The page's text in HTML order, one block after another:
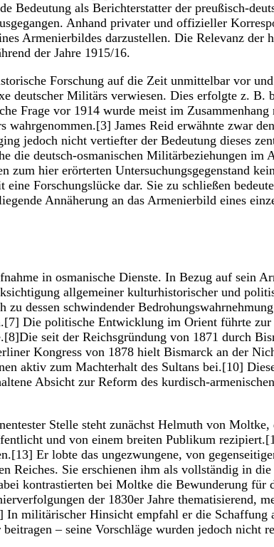
Bedeutung als Berichterstatter der preußisch-
Anhand privater und offizieller
Armenierbildes darzustellen. Die Relevanz der
der Jahre 1915/16.
Forschung auf die Zeit unmittelbar vor
deutscher Militärs verwiesen. Dies erfolgte z. B.
Frage vor 1914 wurde meist im Zusammenhang
James Reid erwähnte zwar
jedoch nicht vertiefter der Bedeutung dieses
die deutsch-osmanischen Militärbeziehungen im
hier erörterten Untersuchungsgegenstand
Forschungslücke dar. Sie zu schließen
Annäherung an das Armenierbild eines
in osmanische Dienste. In Bezug auf sein
allgemeiner kulturhistorischer und
dessen schwindender
Die politische Entwicklung im Orient führte zur
seit der Reichsgründung von 1871 durch
Kongress von 1878 hielt Bismarck an der
aktiv zum Machterhalt des Sultans bei.[10]
Absicht zur Reform des kurdisch-
Stelle steht zunächst Helmuth von Moltke,
und von einem breiten Publikum
Er lobte das ungezwungene, von
Reiches. Sie erschienen ihm als vollständig in
kontrastierten bei Moltke die Bewunderung für
der 1830er Jahre thematisierend,
In militärischer Hinsicht empfahl er die Schaffung
– seine Vorschläge wurden jedoch nicht